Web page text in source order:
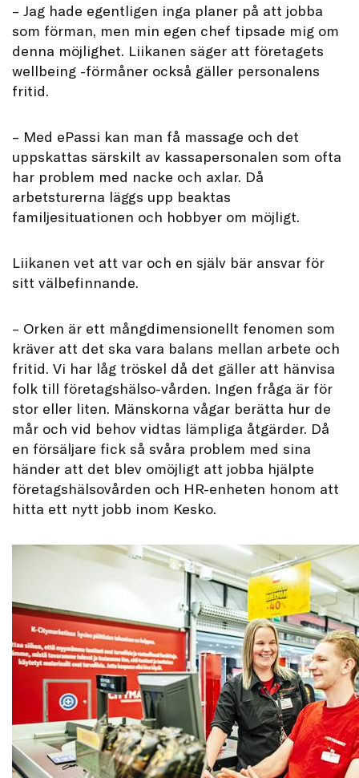
– Jag hade egentligen inga planer på att jobba
som förman, men min egen chef tipsade mig om
denna möjlighet. Liikanen säger att företagets
wellbeing -förmåner också gäller personalens
fritid.
– Med ePassi kan man få massage och det
uppskattas särskilt av kassapersonalen som ofta
har problem med nacke och axlar. Då
arbetsturerna läggs upp beaktas
familjesituationen och hobbyer om möjligt.
Liikanen vet att var och en själv bär ansvar för
sitt välbefinnande.
– Orken är ett mångdimensionellt fenomen som
kräver att det ska vara balans mellan arbete och
fritid. Vi har låg tröskel då det gäller att hänvisa
folk till företagshälso-vården. Ingen fråga är för
stor eller liten. Mänskorna vågar berätta hur de
mår och vid behov vidtas lämpliga åtgärder. Då
en försäljare fick så svåra problem med sina
händer att det blev omöjligt att jobba hjälpte
företagshälsovården och HR-enheten honom att
hitta ett nytt jobb inom Kesko.